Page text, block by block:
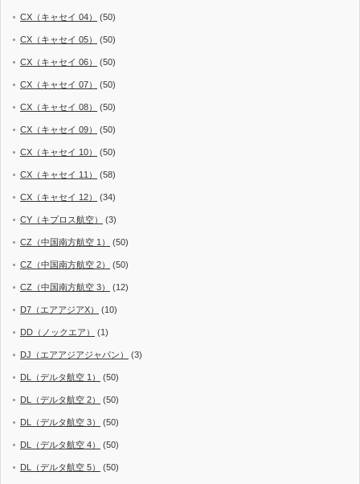
CX（キャセイ 04） (50)
CX（キャセイ 05） (50)
CX（キャセイ 06） (50)
CX（キャセイ 07） (50)
CX（キャセイ 08） (50)
CX（キャセイ 09） (50)
CX（キャセイ 10） (50)
CX（キャセイ 11） (58)
CX（キャセイ 12） (34)
CY（キプロス航空） (3)
CZ（中国南方航空 1） (50)
CZ（中国南方航空 2） (50)
CZ（中国南方航空 3） (12)
D7（エアアジアX） (10)
DD（ノックエア） (1)
DJ（エアアジアジャパン） (3)
DL（デルタ航空 1） (50)
DL（デルタ航空 2） (50)
DL（デルタ航空 3） (50)
DL（デルタ航空 4） (50)
DL（デルタ航空 5） (50)